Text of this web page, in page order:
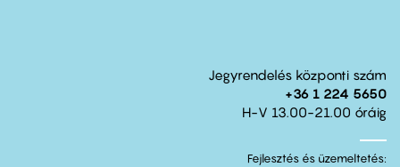
Jegyrendelés központi szám
+36 1 224 5650
H-V 13.00-21.00 óráig
Fejlesztés és üzemeltetés: